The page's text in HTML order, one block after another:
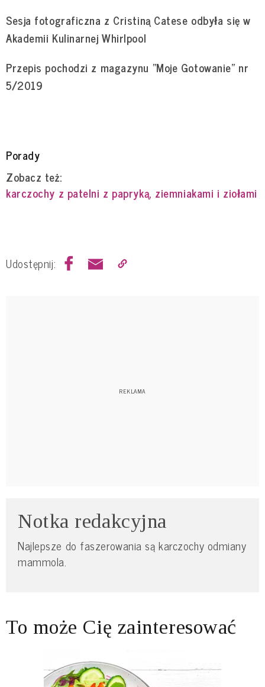
Sesja fotograficzna z Cristiną Catese odbyła się w
Akademii Kulinarnej Whirlpool
Przepis pochodzi z magazynu "Moje Gotowanie" nr
5/2019
Porady
Zobacz też:
karczochy z patelni z papryką, ziemniakami i ziołami
Udostępnij:
Notka redakcyjna
Najlepsze do faszerowania są karczochy odmiany
mammola.
To może Cię zainteresować